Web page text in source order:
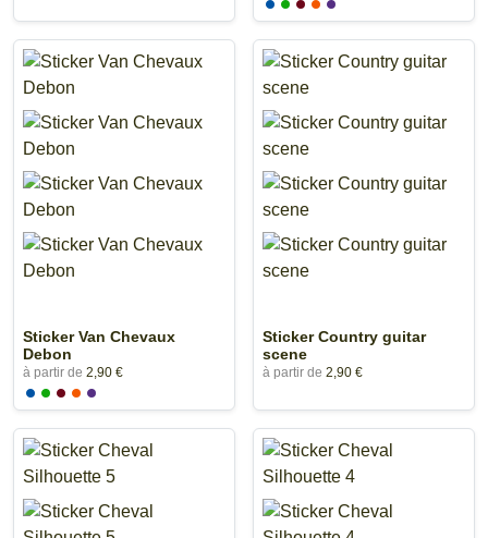
Sticker Van Chevaux
Debon
à partir de 2,90 €
Sticker Country guitar
scene
à partir de 2,90 €